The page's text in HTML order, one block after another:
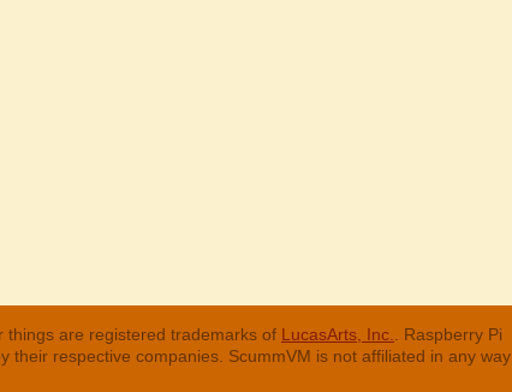
things are registered trademarks of LucasArts, Inc.
. Raspberry Pi
respective companies. ScummVM is not affiliated in any way